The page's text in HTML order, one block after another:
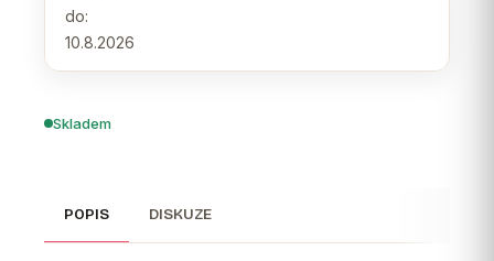
Skladem
do:
10.8.2026
POPIS DISKUZE